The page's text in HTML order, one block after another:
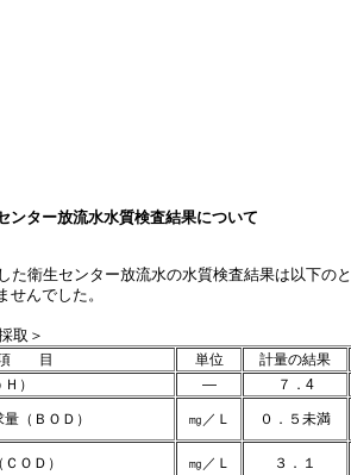
ンター放流水水質検査結果について
た衛生センター放流水の水質検査結果は以下の
せんでした。
取＞
目 単位
計量の結果
）
― ７．4
（ＢＯＤ） ㎎／Ｌ ０．５未満
ＯＤ） ㎎／Ｌ ３．１